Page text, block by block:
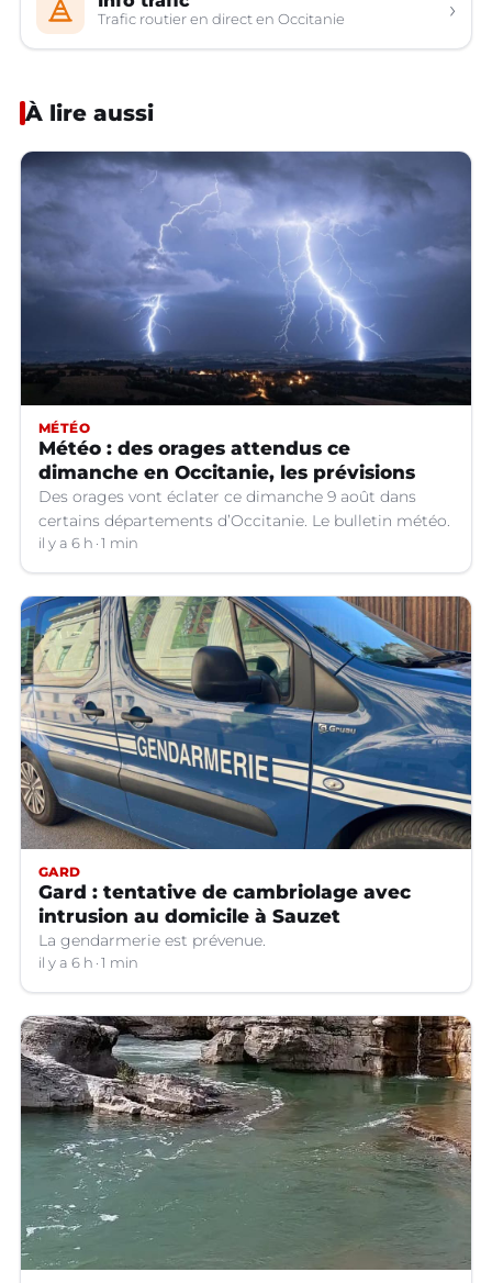
Trafic routier en direct en Occitanie ›
À lire aussi
MÉTÉO
Météo : des orages attendus ce
dimanche en Occitanie, les prévisions
Des orages vont éclater ce dimanche 9 août dans
certains départements d’Occitanie. Le bulletin météo.
il y a 6 h 1 min
GARD
Gard : tentative de cambriolage avec
intrusion au domicile à Sauzet
La gendarmerie est prévenue.
il y a 6 h 1 min